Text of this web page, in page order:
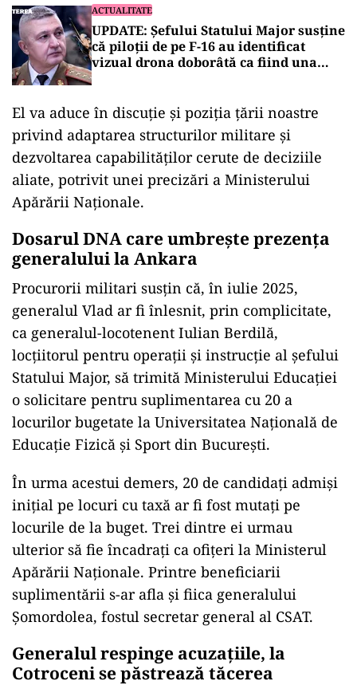
ACTUALITATE
UPDATE: Șefului Statului Major susține
că piloții de pe F-16 au identificat
vizual drona doborâtă ca fiind una
El va aduce în discuție și poziția țării noastre
privind adaptarea structurilor militare și
dezvoltarea capabilităților cerute de deciziile
aliate, potrivit unei precizări a Ministerului
Apărării Naționale.
Dosarul DNA care umbrește prezența
generalului la Ankara
Procurorii militari susțin că, în iulie 2025,
generalul Vlad ar fi înlesnit, prin complicitate,
ca generalul-locotenent Iulian Berdilă,
locțiitorul pentru operații și instrucție al șefului
Statului Major, să trimită Ministerului Educației
o solicitare pentru suplimentarea cu 20 a
locurilor bugetate la Universitatea Națională de
Educație Fizică și Sport din București.
În urma acestui demers, 20 de candidați admiși
inițial pe locuri cu taxă ar fi fost mutați pe
locurile de la buget. Trei dintre ei urmau
ulterior să fie încadrați ca ofițeri la Ministerul
Apărării Naționale. Printre beneficiarii
suplimentării s-ar afla și fiica generalului
Șomordolea, fostul secretar general al CSAT.
Generalul respinge acuzațiile, la
Cotroceni se păstrează tăcerea